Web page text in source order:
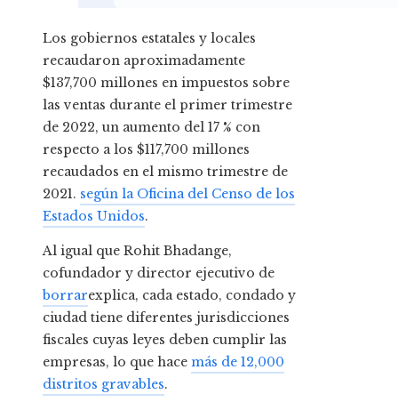
Los gobiernos estatales y locales
recaudaron aproximadamente
$137,700 millones en impuestos sobre
las ventas durante el primer trimestre
de 2022, un aumento del 17 % con
respecto a los $117,700 millones
recaudados en el mismo trimestre de
2021. según la Oficina del Censo de los
Estados Unidos.
Al igual que Rohit Bhadange,
cofundador y director ejecutivo de
borrarexplica, cada estado, condado y
ciudad tiene diferentes jurisdicciones
fiscales cuyas leyes deben cumplir las
empresas, lo que hace más de 12,000
distritos gravables.